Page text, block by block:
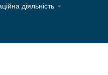
діяльність